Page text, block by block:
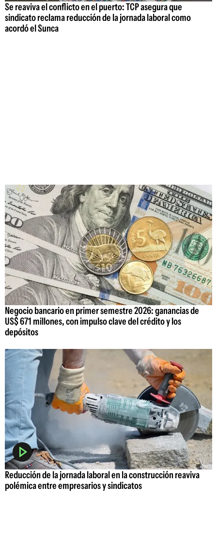
Se reaviva el conflicto en el puerto: TCP asegura que
sindicato reclama reducción de la jornada laboral como
acordó el Sunca
Negocio bancario en primer semestre 2026: ganancias de
US$ 671 millones, con impulso clave del crédito y los
depósitos
Reducción de la jornada laboral en la construcción reaviva
polémica entre empresarios y sindicatos